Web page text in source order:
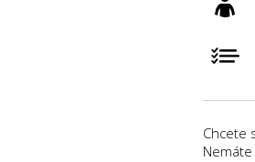
Chcete